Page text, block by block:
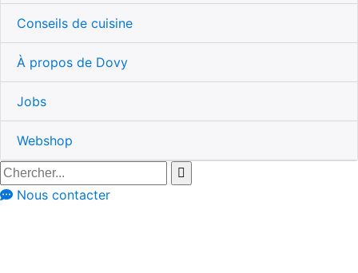
Conseils de cuisine
À propos de Dovy
Jobs
Webshop
Nous contacter